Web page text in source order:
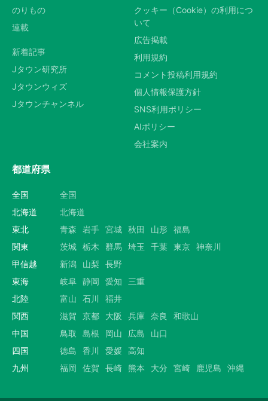
のりもの
連載
新着記事
Jタウン研究所
Jタウンウィズ
Jタウンチャンネル
クッキー（Cookie）の利用につ
いて
広告掲載
利用規約
コメント投稿利用規約
個人情報保護方針
SNS利用ポリシー
AIポリシー
会社案内
都道府県
全国
全国
北海道
北海道
東北
青森 岩手 宮城 秋田 山形 福島
関東
茨城 栃木 群馬 埼玉 千葉 東京 神奈川
甲信越
新潟 山梨
長野
東海
岐阜 静岡 愛知
三重
北陸
富山 石川
福井
関西
滋賀 京都 大阪 兵庫 奈良
和歌山
中国
鳥取 島根 岡山 広島
山口
四国
徳島 香川 愛媛 高知
九州
福岡 佐賀 長崎 熊本 大分 宮崎 鹿児島 沖縄